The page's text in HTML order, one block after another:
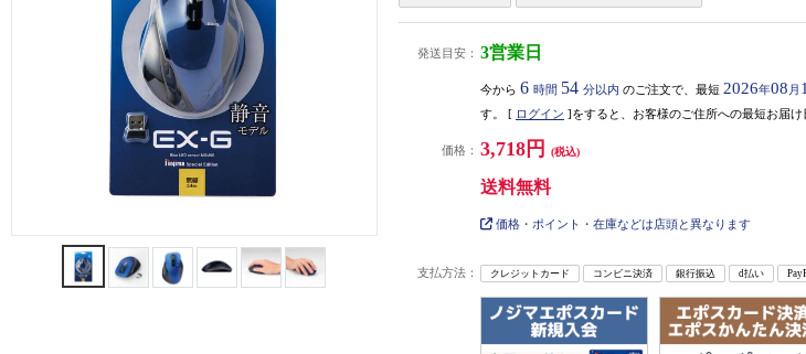
発送目安： 3営業日
今から 6 時間 54 分以内 のご注文で、最短 2026年08 月
す。 [ ログイン ]をすると、お客様のご住所への最短お届け
価格： 3,718円 (税込)
送料無料
価格・ポイント・在庫などは店頭と異なります
支払方法： クレジットカード コンビニ決済 銀行振込 d払い